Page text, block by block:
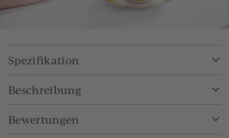
Spezifikation
Beschreibung
Bewertungen